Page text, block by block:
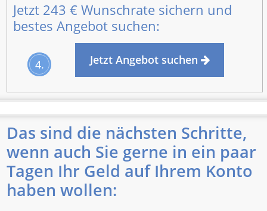
Jetzt 243 € Wunschrate sichern und
bestes Angebot suchen:
4. Jetzt Angebot suchen
Das sind die nächsten Schritte,
wenn auch Sie gerne in ein paar
Tagen Ihr Geld auf Ihrem Konto
haben wollen: